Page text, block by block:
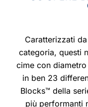
Caratterizzati
categoria, questi
cime con
in ben 23
Blocks™ della
più performanti